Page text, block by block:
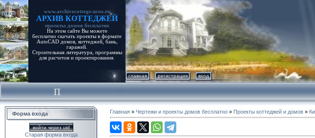
www.archivecottege.ucoz.ru
АРХИВ КОТТЕДЖЕЙ
проекты домов бесплатно
На этом сайте Вы можете
бесплатно скачать проекты в формате
AutoCAD домов, коттеджей, бань,
гаражей.
Строительная литература, программы
для расчетов и проектирования.
главная регистрация вход
Форма входа
войти через uid
Старая форма входа
Главная » Чертежи и проекты домов бесплатно » Проекты коттеджей и домов »